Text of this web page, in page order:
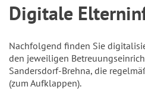
Digitale
Nachfolgend finden Sie
den jeweiligen
Sandersdorf-Brehna, die
(zum Aufklappen).